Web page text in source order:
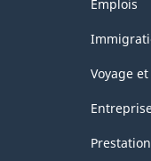
de
la
sujets
Emplois
Voyage